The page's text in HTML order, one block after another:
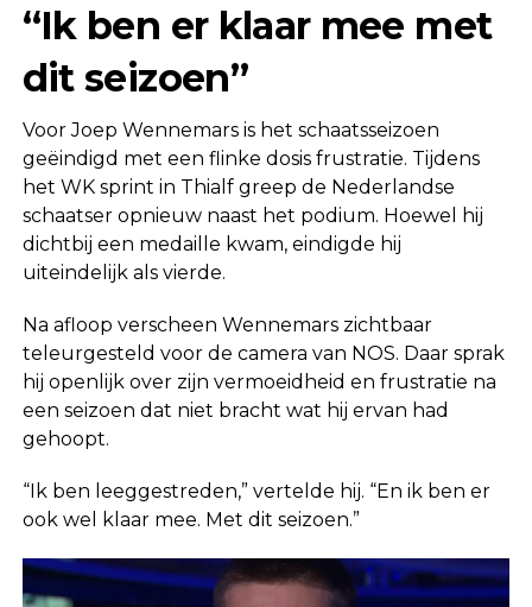
“Ik ben er klaar mee met
dit seizoen”
VoorJoep Wennemarsis het schaatsseizoen
geëindigd met een flinke dosis frustratie. Tijdens
het WK sprint in Thialfgreep de Nederlandse
schaatser opnieuw naast het podium. Hoewel hij
dichtbij een medaille kwam, eindigde hij
uiteindelijk als vierde.
Na afloop verscheen Wennemars zichtbaar
teleurgesteld voor de camera van NOS. Daar sprak
hij openlijk over zijn vermoeidheid en frustratie na
een seizoen dat niet bracht wat hij ervan had
gehoopt.
“Ik ben leeggestreden,” vertelde hij. “En ik ben er
ook wel klaar mee. Met dit seizoen.”